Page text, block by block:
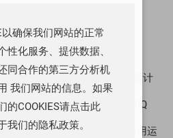
频对接系统的信号链与供电设计
14 位采集 ADC CBM14AD50Q
功耗——CBM8532这颗通用运
以确保我们网站的正常
性化服务、提供数据、
同合作的第三方分析机
我们网站的信息。如果
的COOKIES请点击此
我们的隐私政策。